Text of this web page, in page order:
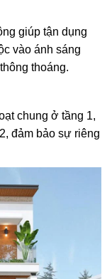
giúp tận dụng
vào ánh sáng
thoáng.
chung ở tầng 1,
đảm bảo sự riêng